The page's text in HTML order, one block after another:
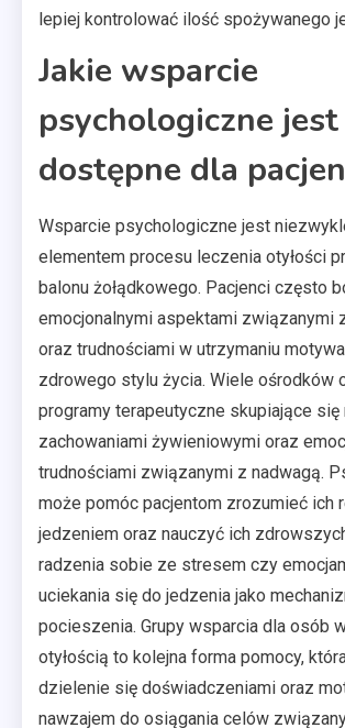
lepiej kontrolować ilość spożywanego
Jakie wsparcie
psychologiczne jest
dostępne dla
Wsparcie psychologiczne jest
elementem procesu leczenia otyłości
balonu żołądkowego. Pacjenci często
emocjonalnymi aspektami związanymi
oraz trudnościami w utrzymaniu
zdrowego stylu życia. Wiele ośrodków
programy terapeutyczne skupiające się
zachowaniami żywieniowymi oraz
trudnościami związanymi z nadwagą.
może pomóc pacjentom zrozumieć ich
jedzeniem oraz nauczyć ich
radzenia sobie ze stresem czy
uciekania się do jedzenia jako
pocieszenia. Grupy wsparcia dla osób
otyłością to kolejna forma pomocy,
dzielenie się doświadczeniami oraz
nawzajem do osiągania celów